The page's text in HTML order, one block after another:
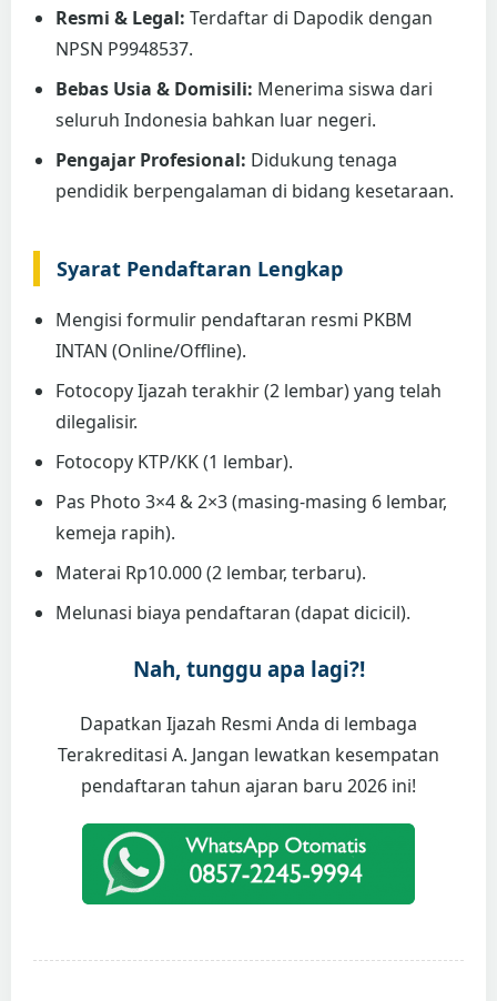
Resmi & Legal: Terdaftar di Dapodik dengan
NPSN P9948537.
Bebas Usia & Domisili: Menerima siswa dari
seluruh Indonesia bahkan luar negeri.
Pengajar Profesional: Didukung tenaga
pendidik berpengalaman di bidang kesetaraan.
Syarat Pendaftaran Lengkap
Mengisi formulir pendaftaran resmi PKBM
INTAN (Online/Offline).
Fotocopy Ijazah terakhir (2 lembar) yang telah
dilegalisir.
Fotocopy KTP/KK (1 lembar).
Pas Photo 3×4 & 2×3 (masing-masing 6 lembar,
kemeja rapih).
Materai Rp10.000 (2 lembar, terbaru).
Melunasi biaya pendaftaran (dapat dicicil).
Nah, tunggu apa lagi?!
Dapatkan Ijazah Resmi Anda di lembaga
Terakreditasi A. Jangan lewatkan kesempatan
pendaftaran tahun ajaran baru 2026 ini!